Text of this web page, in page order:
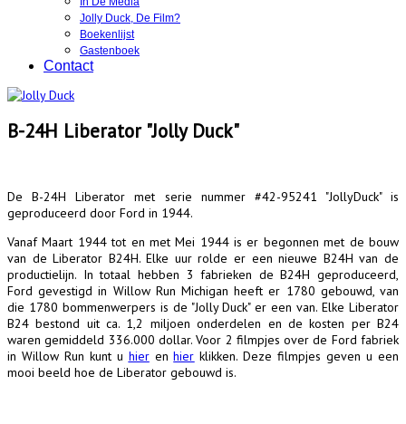
Jolly Duck, De Film?
Boekenlijst
Gastenboek
Contact
B-24H Liberator "Jolly Duck"
De B-24H Liberator met serie nummer #42-95241 "JollyDuck" is
geproduceerd door Ford in 1944.
Vanaf Maart 1944 tot en met Mei 1944 is er begonnen met de bouw
van de Liberator B24H. Elke uur rolde er een nieuwe B24H van de
productielijn. In totaal hebben 3 fabrieken de B24H geproduceerd,
Ford gevestigd in Willow Run Michigan heeft er 1780 gebouwd, van
die 1780 bommenwerpers is de "Jolly Duck" er een van. Elke Liberator
B24 bestond uit ca. 1,2 miljoen onderdelen en de kosten per B24
waren gemiddeld 336.000 dollar. Voor 2 filmpjes over de Ford fabriek
in Willow Run kunt u hierenhier klikken. Deze filmpjes geven u een
mooi beeld hoe de Liberator gebouwd is.